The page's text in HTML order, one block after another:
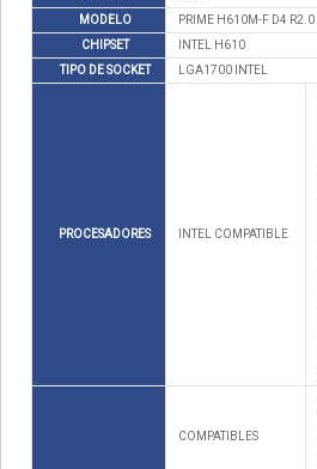
MODELO
PRIME H610M-F D4 R2.0
CHIPSET
INTEL H610
TIPO DE SOCKET
LGA1700 INTEL
PROCESADORES INTEL COMPATIBLE
COMPATIBLES